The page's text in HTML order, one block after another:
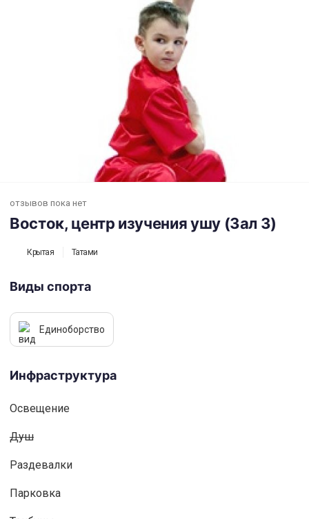
отзывов пока нет
Восток, центр изучения ушу (Зал 3)
Крытая Татами
Виды спорта
Единоборство
Инфраструктура
Освещениe
Душ
Раздевалки
Парковка